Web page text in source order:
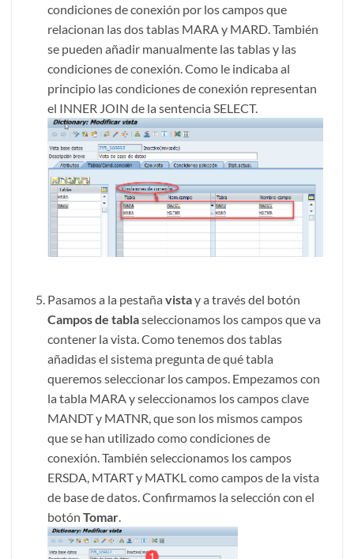
condiciones de conexión por los campos que
relacionan las dos tablas MARA y MARD. También
se pueden añadir manualmente las tablas y las
condiciones de conexión. Como le indicaba al
principio las condiciones de conexión representan
el INNER JOIN de la sentencia SELECT.
Pasamos a la pestaña vistay a través del botón
Campos de tablaseleccionamos los campos que va
contener la vista. Como tenemos dos tablas
añadidas el sistema pregunta de qué tabla
queremos seleccionar los campos. Empezamos con
la tabla MARA y seleccionamos los campos clave
MANDT y MATNR, que son los mismos campos
que se han utilizado como condiciones de
conexión. También seleccionamos los campos
ERSDA, MTART y MATKL como campos de la vista
de base de datos. Confirmamos la selección con el
botón Tomar.